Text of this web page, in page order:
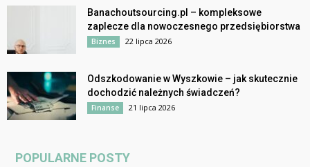
Banachoutsourcing.pl – kompleksowe
zaplecze dla nowoczesnego przedsiębiorstwa
Biznes 22 lipca 2026
Odszkodowanie w Wyszkowie – jak skutecznie
dochodzić należnych świadczeń?
Finanse 21 lipca 2026
POPULARNE POSTY